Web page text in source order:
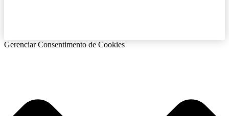
Gerenciar Consentimento de Cookies